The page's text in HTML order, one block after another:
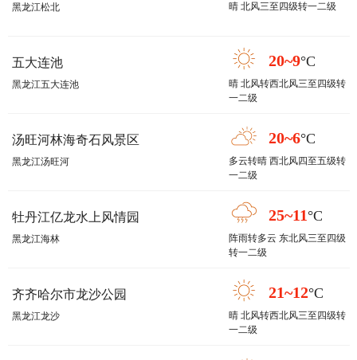
黑龙江松北 晴 北风三至四级转一二级
五大连池
黑龙江五大连池
20~9°C
晴 北风转西北风三至四级转
一二级
汤旺河林海奇石风景区
黑龙江汤旺河
20~6°C
多云转晴 西北风四至五级转
一二级
牡丹江亿龙水上风情园
黑龙江海林
25~11 °C
阵雨转多云 东北风三至四级
转一二级
齐齐哈尔市龙沙公园
黑龙江龙沙
21~12°C
晴 北风转西北风三至四级转
一二级